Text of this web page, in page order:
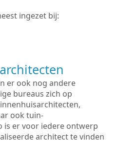
ingezet bij:
er ook nog andere
bureaus zich op
ook tuin-
is er voor iedere ontwerp
architect te vinden